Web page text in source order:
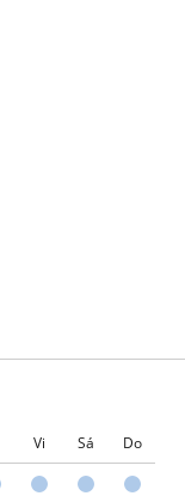
Vi Sá Do